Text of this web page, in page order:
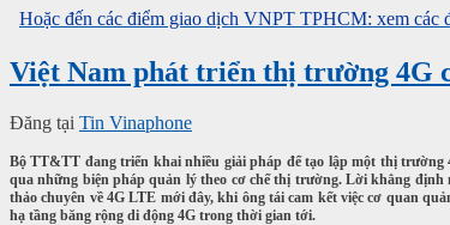
Hoặc đến các điểm giao dịch VNPT TPHCM: xem các
Việt Nam phát triển thị trường 4G
Đăng tại Tin Vinaphone
Bộ TT&TT đang triển khai nhiều giải pháp để tạo lập một thị
qua những biện pháp quản lý theo cơ chế thị trường. Lời khẳng
thảo chuyên về 4G LTE mới đây, khi ông tái cam kết việc cơ quan
hạ tầng băng rộng di động 4G trong thời gian tới.